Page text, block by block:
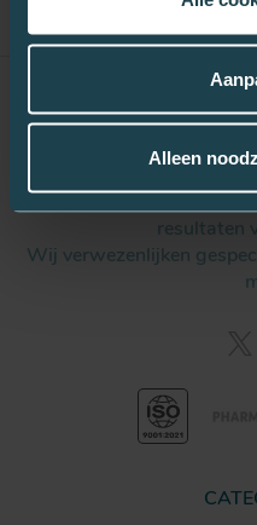
Alleen
Remedus ondersteunt
waarden gebaseerde
resultaten
Wij verwezenlijken